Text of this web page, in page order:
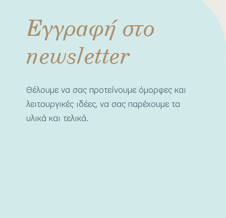
Εγγραφή στο
newsletter
Θέλουμε να σας προτείνουμε όμορφες και
λειτουργικές ιδέες, να σας παρέχουμε τα
υλικά και τελικά.